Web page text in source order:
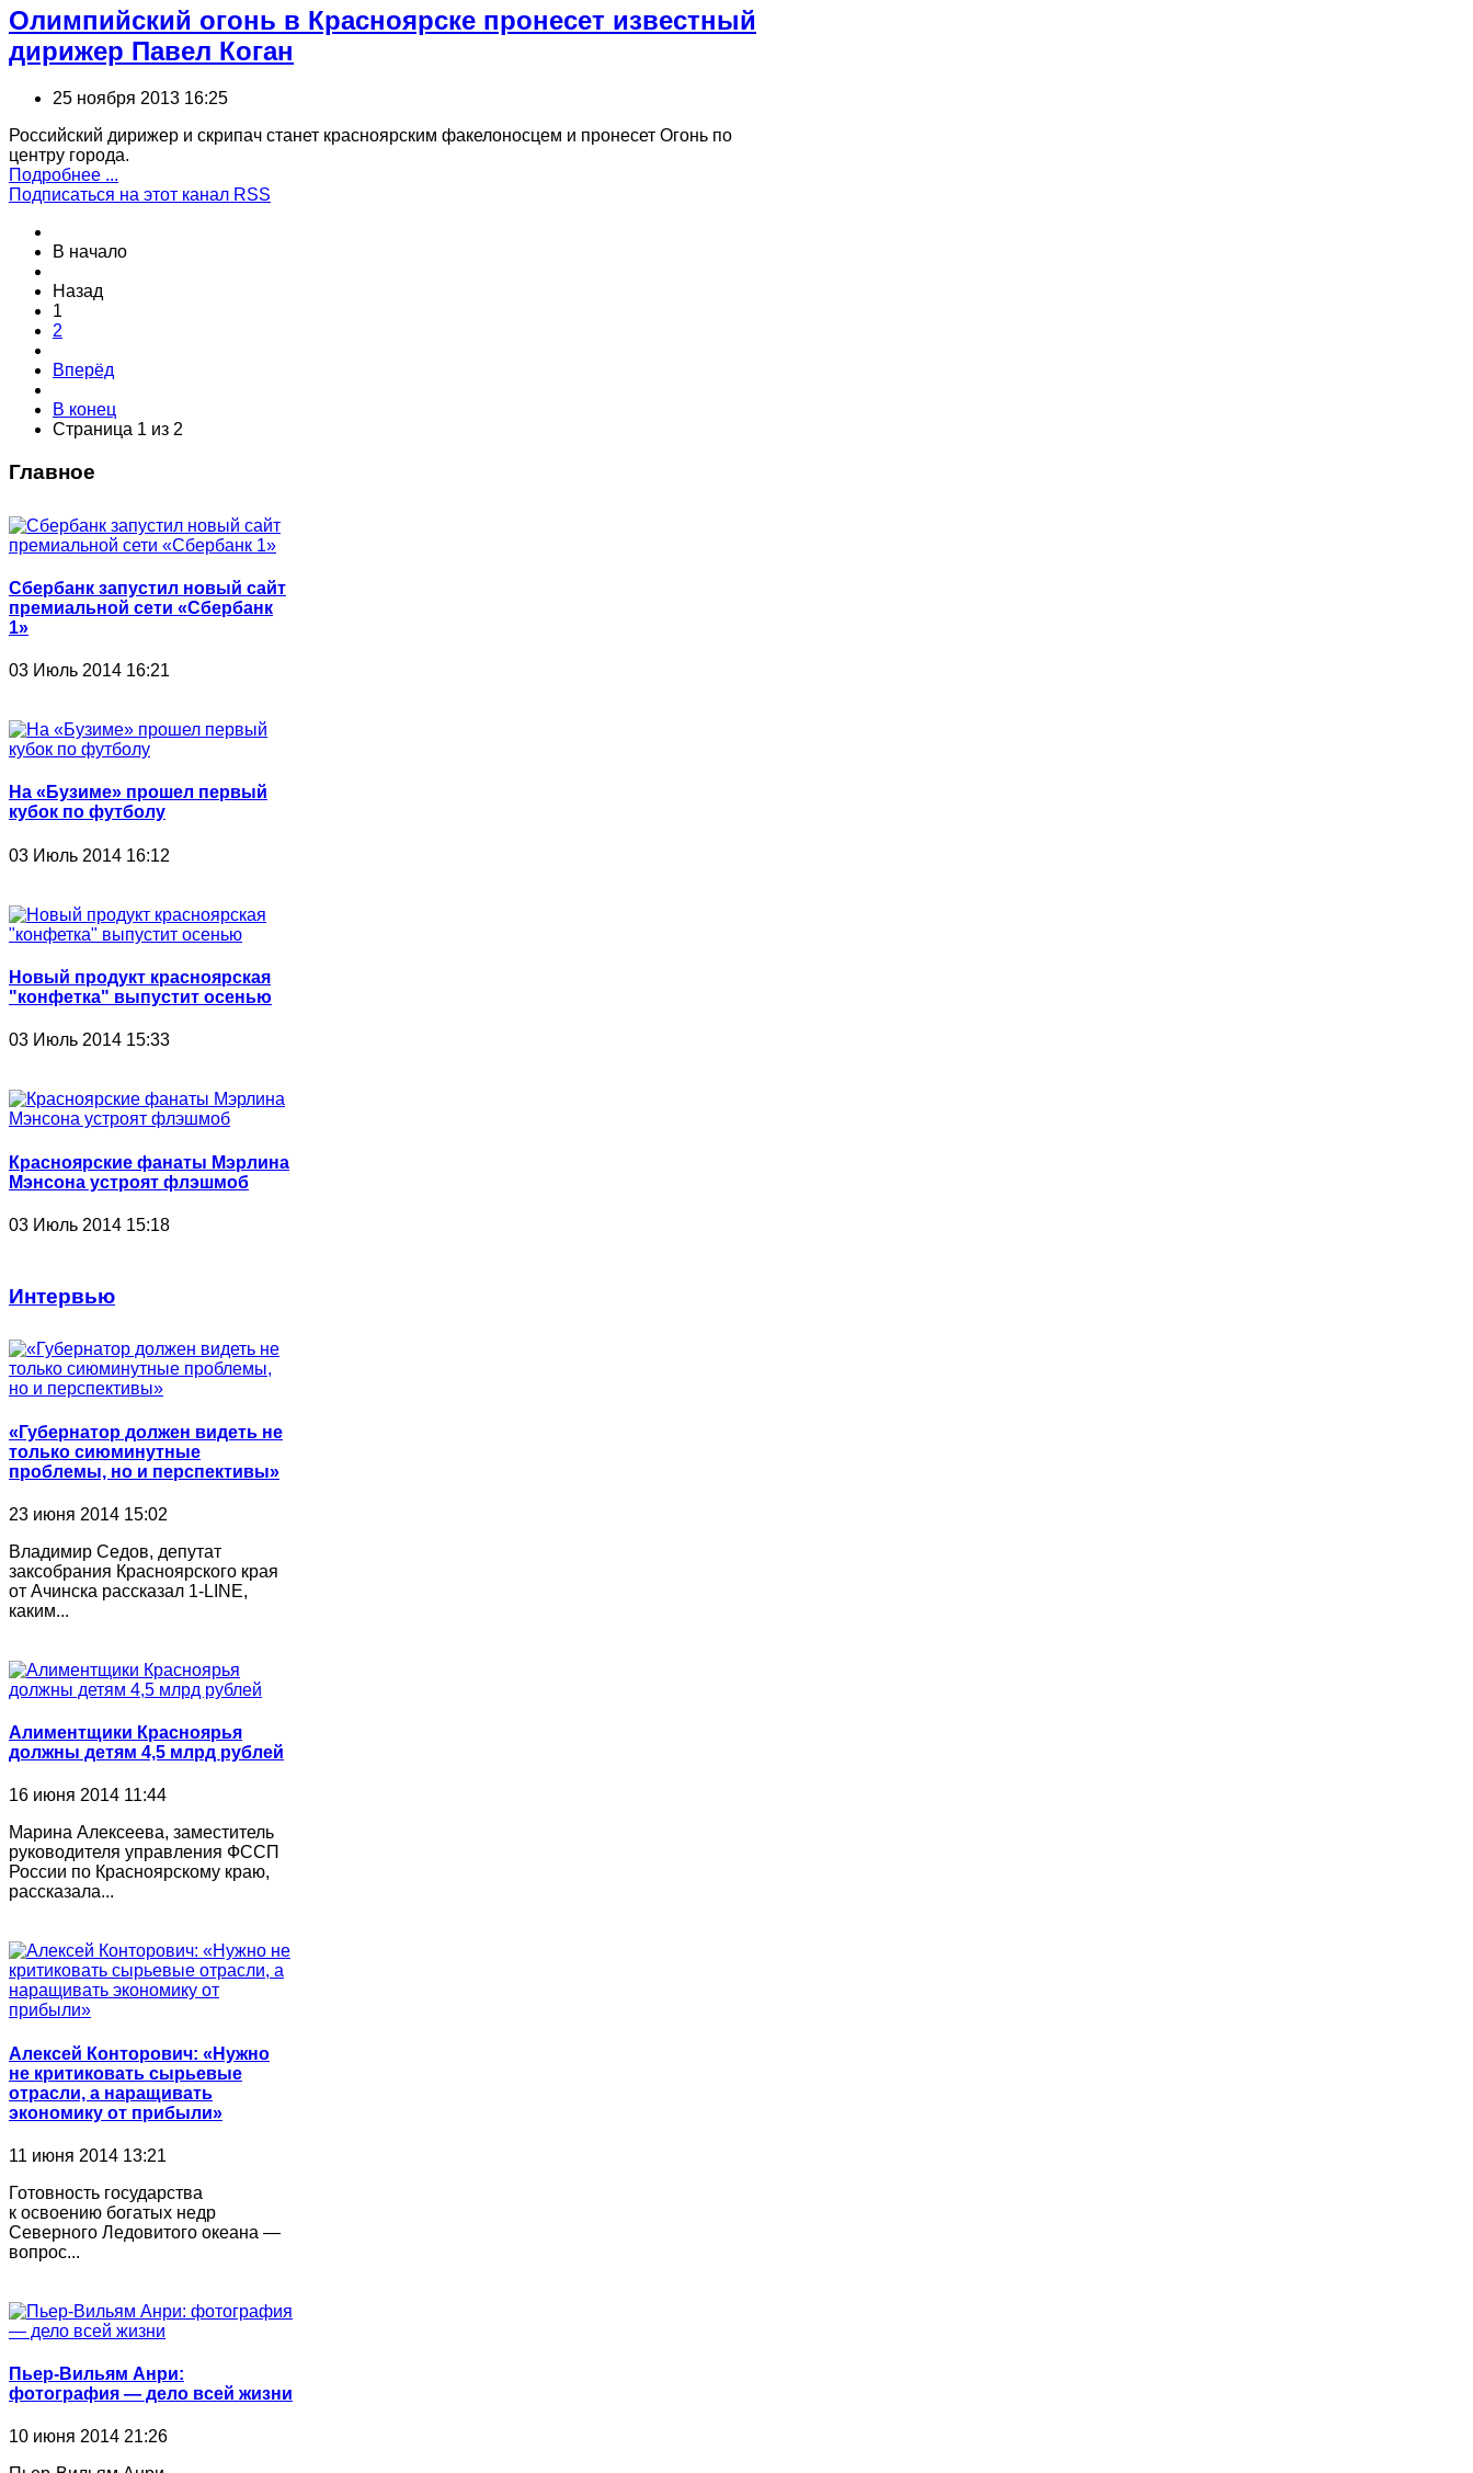
Олимпийский огонь в Красноярске пронесет известный
дирижер Павел Коган
25 ноября 2013 16:25
Российский дирижер и скрипач станет красноярским факелоносцем и пронесет Огонь по
центру города.
Подробнее ...
Подписаться на этот канал RSS
В начало
Назад
1
2
Вперёд
В конец
Страница 1 из 2
Главное
Сбербанк запустил новый сайт
премиальной сети «Сбербанк
1»
03 Июль 2014 16:21
На «Бузиме» прошел первый
кубок по футболу
03 Июль 2014 16:12
Новый продукт красноярская
"конфетка" выпустит осенью
03 Июль 2014 15:33
Красноярские фанаты Мэрлина
Мэнсона устроят флэшмоб
03 Июль 2014 15:18
Интервью
«Губернатор должен видеть не
только сиюминутные
проблемы, но и перспективы»
23 июня 2014 15:02
Владимир Седов, депутат
заксобрания Красноярского края
от Ачинска рассказал 1-LINE,
каким...
Алиментщики Красноярья
должны детям 4,5 млрд рублей
16 июня 2014 11:44
Марина Алексеева, заместитель
руководителя управления ФССП
России по Красноярскому краю,
рассказала...
Алексей Конторович: «Нужно
не критиковать сырьевые
отрасли, а наращивать
экономику от прибыли»
11 июня 2014 13:21
Готовность государства
к освоению богатых недр
Северного Ледовитого океана —
вопрос...
Пьер-Вильям Анри:
фотография ― дело всей жизни
10 июня 2014 21:26